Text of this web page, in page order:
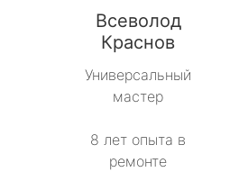
Всеволод
Краснов
Универсальный
мастер
8 лет опыта в
ремонте